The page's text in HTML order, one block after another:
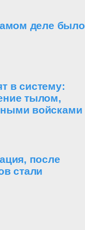
деле было
в систему:
тылом,
войсками
после
стали